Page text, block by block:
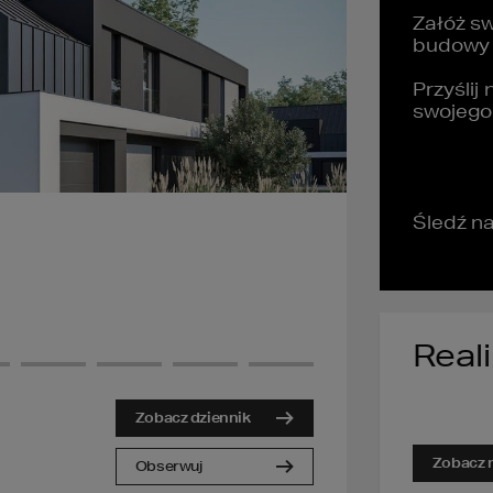
Zobacz dziennik
Obserwuj
Załóż
budowy
Przyślij
Śledź
Zobacz